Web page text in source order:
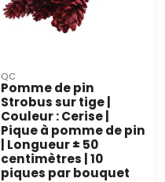
QC
Pomme de pin
Strobus sur tige |
Couleur : Cerise |
Pique à pomme de pin
| Longueur ± 50
centimètres | 10
piques par bouquet